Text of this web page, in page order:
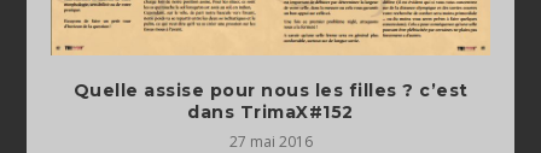
Quelle assise pour nous les filles ? c’est
dans TrimaX#152
27 mai 2016